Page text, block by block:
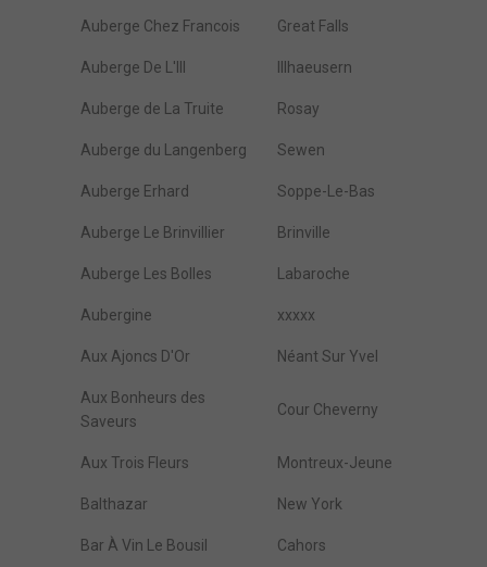
Auberge Chez Francois Great Falls
Auberge De L'Ill Illhaeusern
Auberge de La Truite Rosay
Auberge du Langenberg Sewen
Auberge Erhard Soppe-Le-Bas
Auberge Le Brinvillier Brinville
Auberge Les Bolles Labaroche
Aubergine xxxxx
Aux Ajoncs D'Or Néant Sur Yvel
Aux Bonheurs des
Saveurs
Cour Cheverny
Aux Trois Fleurs Montreux-Jeune
Balthazar New York
Bar À Vin Le Bousil Cahors